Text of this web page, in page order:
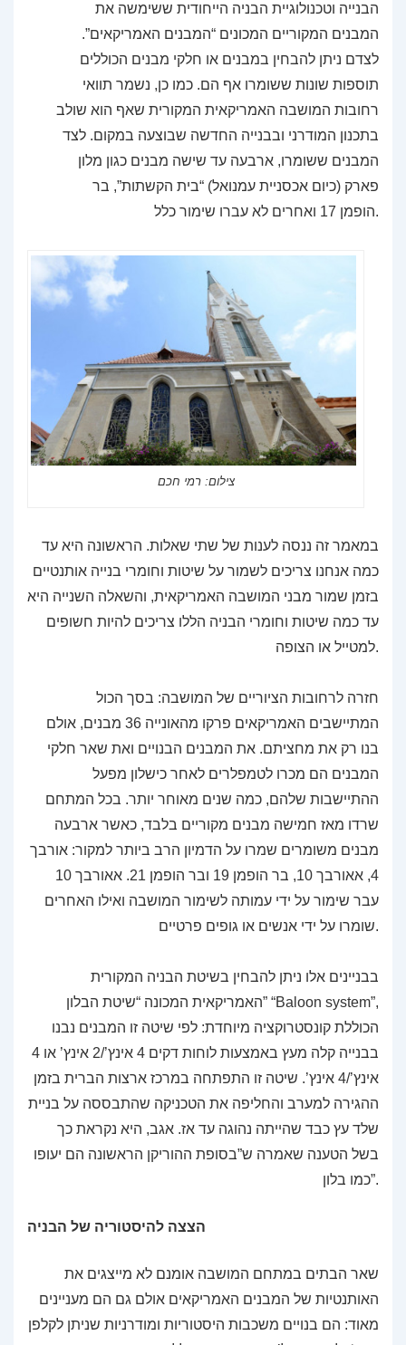
הבנייה וטכנולוגיית הבניה הייחודית ששימשה את
המבנים המקוריים המכונים “המבנים האמריקאים”.
לצדם ניתן להבחין במבנים או חלקי מבנים הכוללים
תוספות שונות ששומרו אף הם. כמו כן, נשמר תוואי
רחובות המושבה האמריקאית המקורית שאף הוא שולב
בתכנון המודרני ובבנייה החדשה שבוצעה במקום. לצד
המבנים ששומרו, ארבעה עד שישה מבנים כגון מלון
פארק (כיום אכסניית עמנואל) “בית הקשתות”, בר
הופמן 17 ואחרים לא עברו שימור כלל.
צילום: רמי חכם
במאמר זה ננסה לענות של שתי שאלות. הראשונה היא עד
כמה אנחנו צריכים לשמור על שיטות וחומרי בנייה אותנטיים
בזמן שמור מבני המושבה האמריקאית, והשאלה השנייה היא
עד כמה שיטות וחומרי הבניה הללו צריכים להיות חשופים
למטייל או הצופה.
חזרה לרחובות הציוריים של המושבה: בסך הכול
המתיישבים האמריקאים פרקו מהאונייה 36 מבנים, אולם
בנו רק את מחציתם. את המבנים הבנויים ואת שאר חלקי
המבנים הם מכרו לטמפלרים לאחר כישלון מפעל
ההתיישבות שלהם, כמה שנים מאוחר יותר. בכל המתחם
שרדו מאז חמישה מבנים מקוריים בלבד, כאשר ארבעה
מבנים משומרים שמרו על הדמיון הרב ביותר למקור: אורבך
4, אאורבך 10, בר הופמן 19 ובר הופמן 21. אאורבך 10
עבר שימור על ידי עמותה לשימור המושבה ואילו האחרים
שומרו על ידי אנשים או גופים פרטיים.
בבניינים אלו ניתן להבחין בשיטת הבניה המקורית
האמריקאית המכונה “שיטת הבלון” “Baloon system”,
הכוללת קונסטרוקציה מיוחדת: לפי שיטה זו המבנים נבנו
בבנייה קלה מעץ באמצעות לוחות דקים 4 אינץ’/2 אינץ’ או 4
אינץ’/4 אינץ’. שיטה זו התפתחה במרכז ארצות הברית בזמן
ההגירה למערב והחליפה את הטכניקה שהתבססה על בניית
שלד עץ כבד שהייתה נהוגה עד אז. אגב, היא נקראת כך
בשל הטענה שאמרה ש”בסופת ההוריקן הראשונה הם יעופו
כמו בלון”.
הצצה להיסטוריה של הבניה
שאר הבתים במתחם המושבה אומנם לא מייצגים את
האותנטיות של המבנים האמריקאים אולם גם הם מעניינים
מאוד: הם בנויים משכבות היסטוריות ומודרניות שניתן לקלפן